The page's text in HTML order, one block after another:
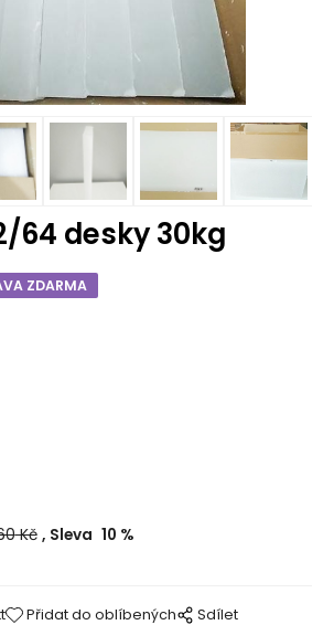
64 desky 30kg
ZDARMA
Kč Sleva 10 %
Přidat do oblíbených Sdílet